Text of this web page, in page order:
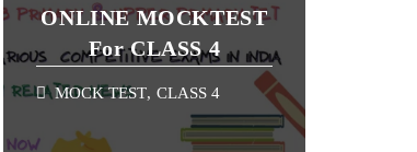
ONLINE MOCKTEST
For CLASS 4
MOCK TEST, CLASS 4